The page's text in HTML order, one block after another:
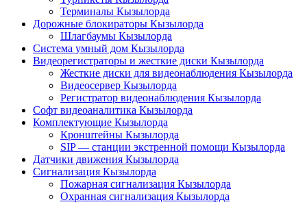
Терминалы Кызылорда
Дорожные блокираторы Кызылорда
Шлагбаумы Кызылорда
Система умный дом Кызылорда
Видеорегистраторы и жесткие диски Кызылорда
Жесткие диски для видеонаблюдения Кызылорда
Видеосервер Кызылорда
Регистратор видеонаблюдения Кызылорда
Софт видеоаналитика Кызылорда
Комплектующие Кызылорда
Кронштейны Кызылорда
SIP — станции экстренной помощи Кызылорда
Датчики движения Кызылорда
Сигнализация Кызылорда
Пожарная сигнализация Кызылорда
Охранная сигнализация Кызылорда